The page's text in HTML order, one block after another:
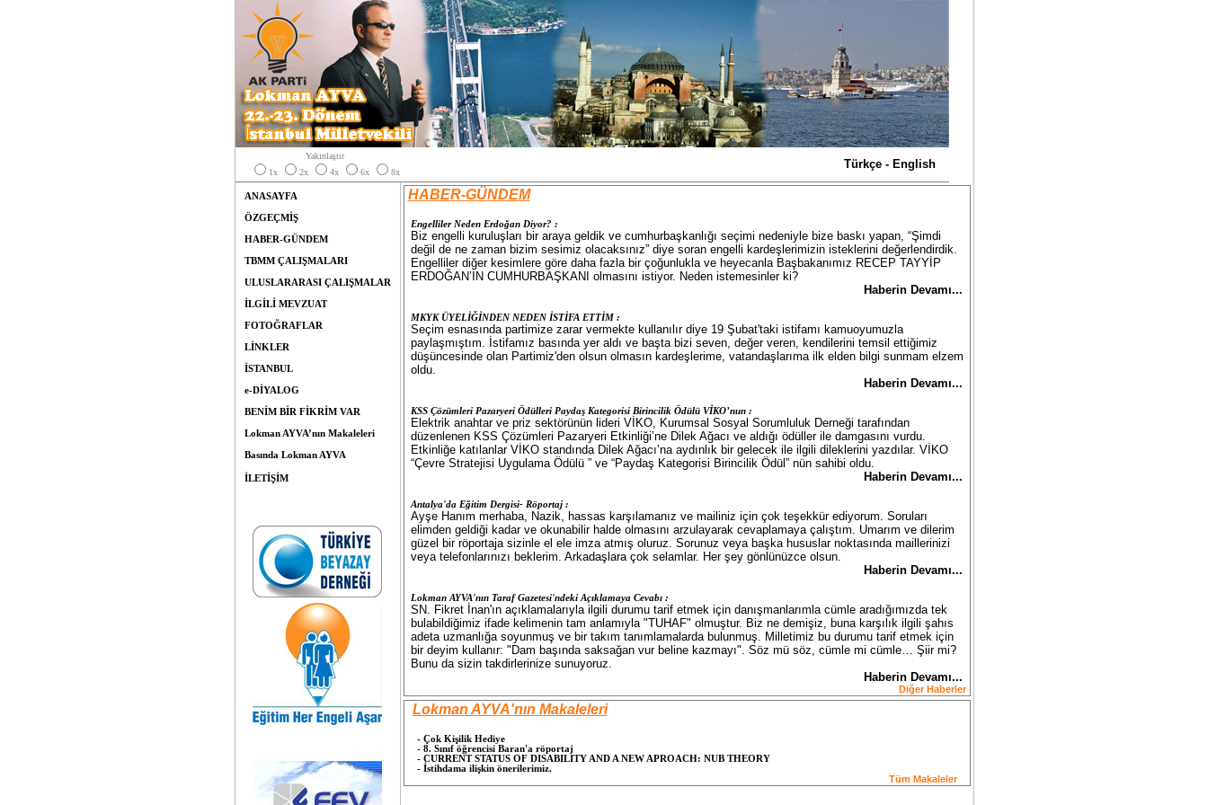
Yakınlaştır
1x
2x 4x 6x 8x
Türkçe - English
ANASAYFA
ÖZGEÇMİŞ
HABER-GÜNDEM
TBMM ÇALIŞMALARI
ULUSLARARASI ÇALIŞMALAR
İLGİLİ MEVZUAT
FOTOĞRAFLAR
LİNKLER
İSTANBUL
e-DİYALOG
BENİM BİR FİKRİM VAR
Lokman AYVA’nın Makaleleri
Basında Lokman AYVA
İLETİŞİM
HABER-GÜNDEM
Engelliler Neden Erdoğan Diyor? :
Biz engelli kuruluşları bir araya geldik ve cumhurbaşkanlığı seçimi nedeniyle bize baskı yapan, “Şimdi
değil de ne zaman bizim sesimiz olacaksınız” diye soran engelli kardeşlerimizin isteklerini değerlendirdik.
Engelliler diğer kesimlere göre daha fazla bir çoğunlukla ve heyecanla Başbakanımız RECEP TAYYİP
ERDOĞAN’IN CUMHURBAŞKANI olmasını istiyor. Neden istemesinler ki?
Haberin Devamı...
MKYK ÜYELİĞİNDEN NEDEN İSTİFA ETTİM :
Seçim esnasında partimize zarar vermekte kullanılır diye 19 Şubat'taki istifamı kamuoyumuzla
paylaşmıştım. İstifamız basında yer aldı ve başta bizi seven, değer veren, kendilerini temsil ettiğimiz
düşüncesinde olan Partimiz'den olsun olmasın kardeşlerime, vatandaşlarıma ilk elden bilgi sunmam elzem
oldu.
Haberin Devamı...
KSS Çözümleri Pazaryeri Ödülleri Paydaş Kategorisi Birincilik Ödülü VİKO’nun :
Elektrik anahtar ve priz sektörünün lideri VİKO, Kurumsal Sosyal Sorumluluk Derneği tarafından
düzenlenen KSS Çözümleri Pazaryeri Etkinliği’ne Dilek Ağacı ve aldığı ödüller ile damgasını vurdu.
Etkinliğe katılanlar VİKO standında Dilek Ağacı’na aydınlık bir gelecek ile ilgili dileklerini yazdılar. VİKO
“Çevre Stratejisi Uygulama Ödülü ” ve “Paydaş Kategorisi Birincilik Ödül” nün sahibi oldu.
Haberin Devamı...
Antalya'da Eğitim Dergisi- Röportaj :
Ayşe Hanım merhaba, Nazik, hassas karşılamanız ve mailiniz için çok teşekkür ediyorum. Soruları
elimden geldiği kadar ve okunabilir halde olmasını arzulayarak cevaplamaya çalıştım. Umarım ve dilerim
güzel bir röportaja sizinle el ele imza atmış oluruz. Sorunuz veya başka hususlar noktasında maillerinizi
veya telefonlarınızı beklerim. Arkadaşlara çok selamlar. Her şey gönlünüzce olsun.
Haberin Devamı...
Lokman AYVA'nın Taraf Gazetesi'n​deki Açıklamaya Cevabı :
SN. Fikret İnan'ın açıklamalarıyla ilgili durumu tarif etmek için danışmanlarımla cümle aradığımızda tek
bulabildiğimiz ifade kelimenin tam anlamıyla "TUHAF" olmuştur. Biz ne demişiz, buna karşılık ilgili şahıs
adeta uzmanlığa soyunmuş ve bir takım tanımlamalarda bulunmuş. Milletimiz bu durumu tarif etmek için
bir deyim kullanır: "Dam başında saksağan vur beline kazmayı". Söz mü söz, cümle mi cümle… Şiir mi?
Bunu da sizin takdirlerinize sunuyoruz.
Haberin Devamı...
Diğer Haberler
Lokman AYVA'nın Makaleleri
- Çok Kişilik Hediye
- 8. Sınıf öğrencisi Baran'a röportaj
- CURRENT STATUS OF DISABILITY AND A NEW APROACH: NUB THEORY
- İstihdama ilişkin önerilerimiz.
Tüm Makaleler